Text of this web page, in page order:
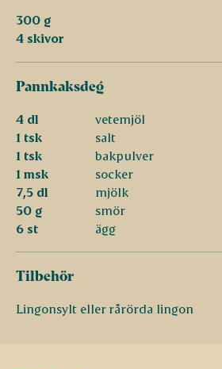
300 g
4 skivor
Pannkaksdeg
4 dl
vetemjöl
1 tsk
salt
1 tsk
bakpulver
1 msk
socker
7,5 dl
mjölk
50 g
smör
6 st
ägg
Tilbehör
Lingonsylt eller rårörda lingon